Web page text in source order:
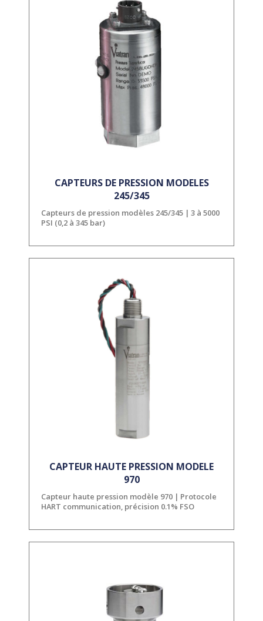
CAPTEURS DE PRESSION MODELES
245/345
Capteurs de pression modèles 245/345 | 3 à 5000
PSI (0,2 à 345 bar)
CAPTEUR HAUTE PRESSION MODELE
970
Capteur haute pression modèle 970 | Protocole
HART communication, précision 0.1% FSO